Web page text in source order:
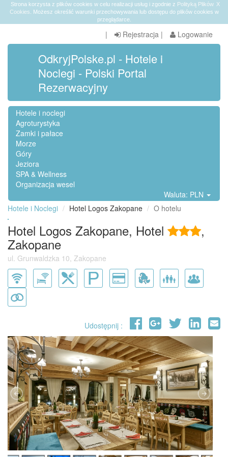
X
Strona korzysta z plików cookies w celu realizacji usług i zgodnie z Polityką Plików
Cookies . Możesz określić warunki przechowywania lub dostępu do plików cookies w
przeglądarce.
| Rejestracja | Logowanie
OdkryjPolske.pl - Hotele i
Noclegi - Polski Portal
Rezerwacyjny
Hotele i noclegi
Agroturystyka
Zamki i pałace
Morze
Góry
Jeziora
SPA & Wellness
Organizacja wesel
Waluta: PLN
Hotele i Noclegi
Hotel Logos Zakopane O hotelu
Hotel Logos Zakopane, Hotel ,
Zakopane
ul. Grunwaldzka 10, Zakopane
Udostępnij :